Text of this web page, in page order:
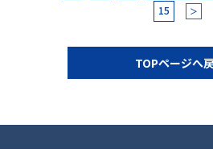
15
＞
TOPページへ